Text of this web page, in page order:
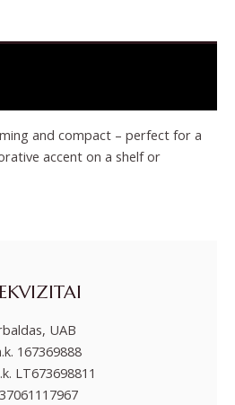
and compact – perfect for a
accent on a shelf or
UAB
167369888
LT673698811